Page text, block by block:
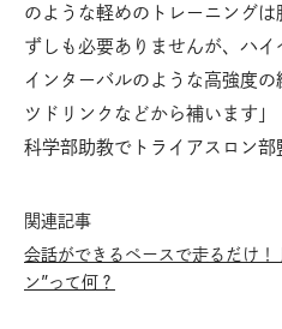
のような軽めのトレーニング
ずしも必要ありませんが、ハ
インターバルのような高強度
ツドリンクなどから補います
科学部助教でトライアスロン部
関連記事
会話ができるペースで走るだけ！
ン”って何？